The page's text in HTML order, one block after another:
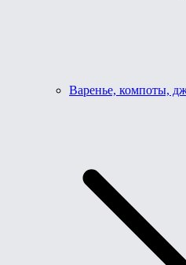
Варенье, компоты,